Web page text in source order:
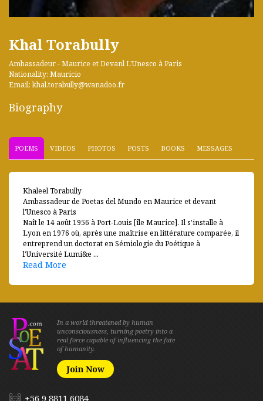
Khal Torabully
Ambassadeur - Maurice et Devanl L'Unesco à Paris
Nationality: Mauricio
Email: khal.torabully@wanadoo.fr
Biography
POEMS VIDEOS PHOTOS POSTS BOOKS MESSAGES
Khaleel Torabully
Ambassadeur de Poetas del Mundo en Maurice et devant
l'Unesco à Paris
Naît le 14 août 1956 à Port-Louis [île Maurice]. Il s'installe à
Lyon en 1976 où, après une maîtrise en littérature comparée, il
entreprend un doctorat en Sémiologie du Poétique à
l'Université Lumi&e ...
Read More
In a world threatened by human
unconsciousness, turning poetry into a
real force capable of influencing the fate
of humanity.
Join Now
+56 9 8811 6084